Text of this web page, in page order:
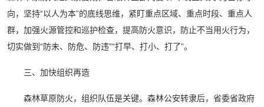
向，坚持“以人为本”的底线思维，紧盯重点区域、重点时段、重点人
群，加强火源管控和巡护检查，提高防火意识，防止不当用火行为，
切实做到“防未、防危、防违”“打早、打小、打了”。
三、加快组织再造
森林草原防火，组织队伍是关键。森林公安转隶后，省委省政府